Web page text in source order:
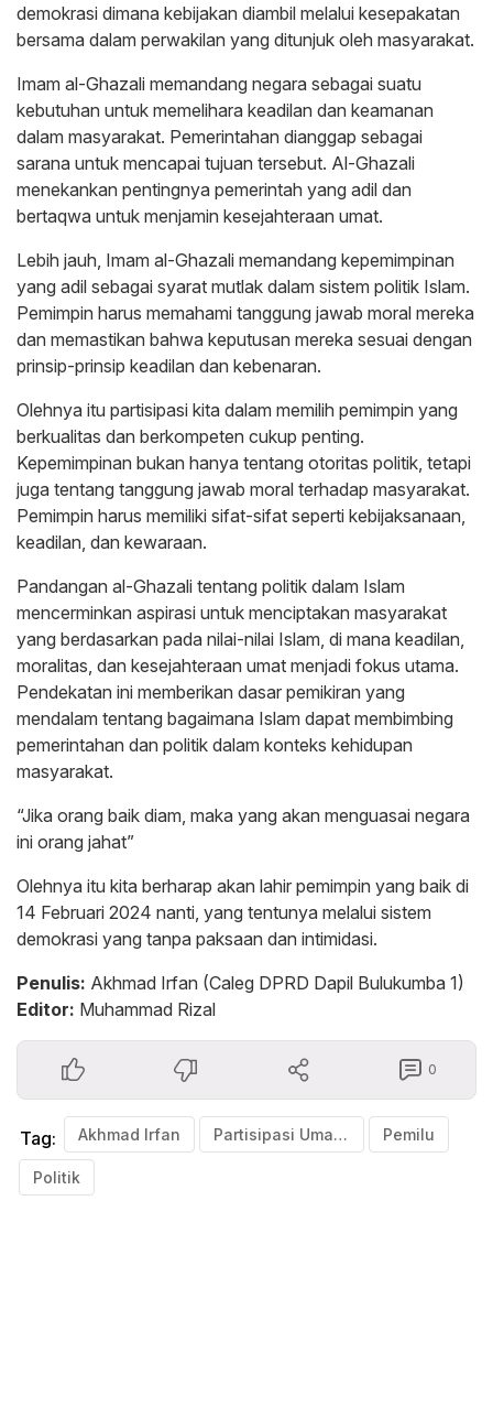
demokrasi dimana kebijakan diambil melalui kesepakatan
bersama dalam perwakilan yang ditunjuk oleh masyarakat.
Imam al-Ghazali memandang negara sebagai suatu
kebutuhan untuk memelihara keadilan dan keamanan
dalam masyarakat. Pemerintahan dianggap sebagai
sarana untuk mencapai tujuan tersebut. Al-Ghazali
menekankan pentingnya pemerintah yang adil dan
bertaqwa untuk menjamin kesejahteraan umat.
Lebih jauh, Imam al-Ghazali memandang kepemimpinan
yang adil sebagai syarat mutlak dalam sistem politik Islam.
Pemimpin harus memahami tanggung jawab moral mereka
dan memastikan bahwa keputusan mereka sesuai dengan
prinsip-prinsip keadilan dan kebenaran.
Olehnya itu partisipasi kita dalam memilih pemimpin yang
berkualitas dan berkompeten cukup penting.
Kepemimpinan bukan hanya tentang otoritas politik, tetapi
juga tentang tanggung jawab moral terhadap masyarakat.
Pemimpin harus memiliki sifat-sifat seperti kebijaksanaan,
keadilan, dan kewaraan.
Pandangan al-Ghazali tentang politik dalam Islam
mencerminkan aspirasi untuk menciptakan masyarakat
yang berdasarkan pada nilai-nilai Islam, di mana keadilan,
moralitas, dan kesejahteraan umat menjadi fokus utama.
Pendekatan ini memberikan dasar pemikiran yang
mendalam tentang bagaimana Islam dapat membimbing
pemerintahan dan politik dalam konteks kehidupan
masyarakat.
“Jika orang baik diam, maka yang akan menguasai negara
ini orang jahat”
Olehnya itu kita berharap akan lahir pemimpin yang baik di
14 Februari 2024 nanti, yang tentunya melalui sistem
demokrasi yang tanpa paksaan dan intimidasi.
Penulis: Akhmad Irfan (Caleg DPRD Dapil Bulukumba 1)
Editor: Muhammad Rizal
0
Tag: Akhmad Irfan Partisipasi Umat Islam Pemilu
Politik